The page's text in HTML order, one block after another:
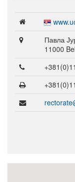
Павла
11000